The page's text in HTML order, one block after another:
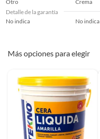
Otro
Crema
Detalle de la garantía
No indica
No indica
Más opciones para elegir